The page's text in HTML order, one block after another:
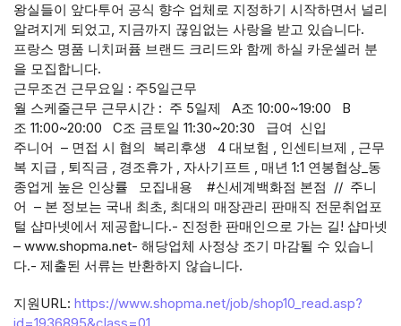
왕실들이 앞다투어 공식 향수 업체로 지정하기 시작하면서 널리
알려지게 되었고, 지금까지 끊임없는 사랑을 받고 있습니다.
프랑스 명품 니치퍼퓸 브랜드 크리드와 함께 하실 카운셀러 분
을 모집합니다.
근무조건 근무요일 : 주5일근무
월 스케줄근무 근무시간 : 주 5일제 A조 10:00~19:00 B
조 11:00~20:00 C조 금토일 11:30~20:30 급여 신입
주니어 – 면접 시 협의 복리후생 4 대보험 , 인센티브제 , 근무
복 지급 , 퇴직금 , 경조휴가 , 자사기프트 , 매년 1:1 연봉협상_동
종업게 높은 인상률 모집내용 #신세계백화점 본점 // 주니
어 – 본 정보는 국내 최초, 최대의 매장관리 판매직 전문취업포
털 샵마넷에서 제공합니다.- 진정한 판매인으로 가는 길! 샵마넷
– www.shopma.net- 해당업체 사정상 조기 마감될 수 있습니
다.- 제출된 서류는 반환하지 않습니다.
지원URL: https://www.shopma.net/job/shop10_read.asp?